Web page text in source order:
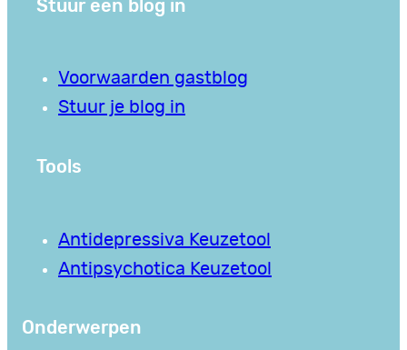
Stuur een blog in
Voorwaarden gastblog
Stuur je blog in
Tools
Antidepressiva Keuzetool
Antipsychotica Keuzetool
Onderwerpen